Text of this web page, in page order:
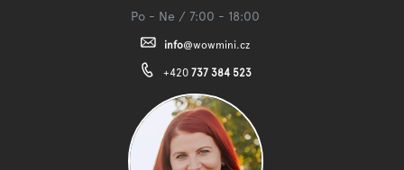
Po - Ne / 7:00 - 18:00
info@wowmini.cz
+420 737 384 523